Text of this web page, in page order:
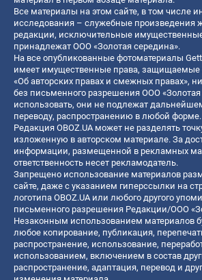
Все материалы на этом сайте, в том числе
исследования – служебные произведения
редакции, исключительные
принадлежат ООО «Золотая середина».
На все опубликованные фотоматериалы
имеет имущественные права, защищаемые
«Об авторских правах и смежных правах»,
без письменного разрешения ООО «Золотая
использовать, они не подлежат
переводу, распространению в любой форме.
Редакция OBOZ.UA может не разделять
изложенную в авторском материале. За
информации, размещенной в рекламных
ответственность несет рекламодатель.
Запрещено использование материалов
сайте, даже с указанием гиперссылки на
логотипа OBOZ.UA или любого другого
письменного разрешения Редакции/ООО
Незаконным использованием материалов
любое копирование, публикация,
распространение, использование,
использованием, включением в состав
распространение, адаптация, перевод и